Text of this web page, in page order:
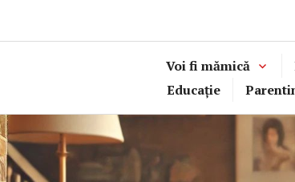
Voi fi mămică
Educație